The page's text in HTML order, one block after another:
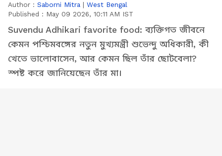
Author : Saborni Mitra | West Bengal
Published : May 09 2026, 10:11 AM IST
Suvendu Adhikari favorite food: ব্যক্তিগত জীবনে
কেমন পশ্চিমবঙ্গের নতুন মুখ্যমন্ত্রী শুভেন্দু অধিকারী, কী
খেতে ভালোবাসেন, আর কেমন ছিল তাঁর ছোটবেলা?
স্পষ্ট করে জানিয়েছেন তাঁর মা।